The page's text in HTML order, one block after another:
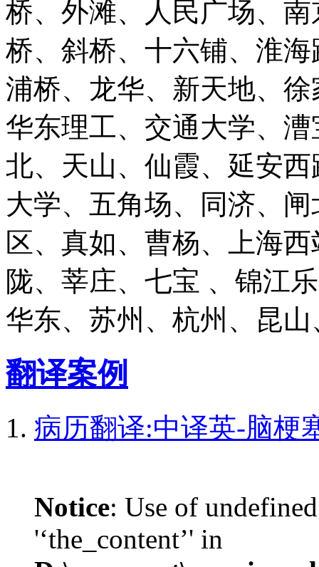
桥、外滩、人民广场、
桥、斜桥、十六铺、淮
浦桥、龙华、新天地、
华东理工、交通大学、
北、天山、仙霞、延安
大学、五角场、同济、
区、真如、曹杨、上海
陇、莘庄、七宝 、锦江
华东、苏州、杭州、昆
翻译案例
病历翻译:中译英-脑梗
Notice: Use of
'‘the_content’' in